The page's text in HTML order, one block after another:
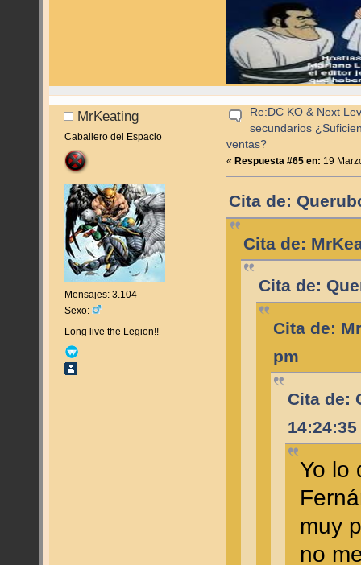
MrKeating
Caballero del Espacio
Mensajes: 3.104
Sexo:
Long live the Legion!!
Re:DC KO & Next
secundarios
ventas?
« Respuesta #65 en: 19
Cita de:
Cita de:
Cita de:
Cita de:
pm
Cita de:
Yo lo
muy
no